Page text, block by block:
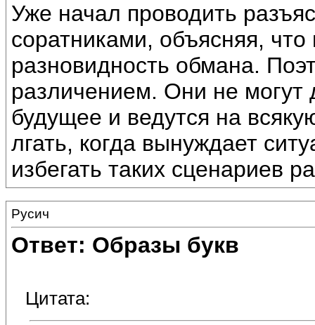
Уже начал проводить
соратниками, объясняя, что
разновидность обмана.
различением. Они не могут
будущее и ведутся на
лгать, когда вынуждает
избегать таких сценариев
Русич
Ответ: Образы букв
Цитата: